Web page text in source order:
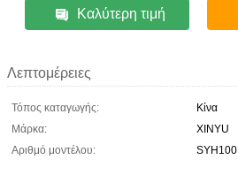
Καλύτερη τιμή
Λεπτομέρειες
Τόπος καταγωγής:
Κίνα
Μάρκα:
XINYU
Αριθμό μοντέλου:
SYH100